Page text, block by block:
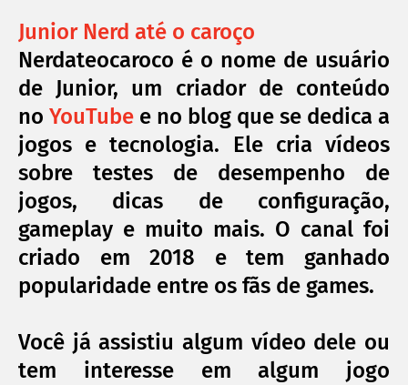
Junior Nerd até o caroço
Nerdateocaroco é o nome de usuário
de Junior, um criador de conteúdo
no YouTube e no blog que se dedica a
jogos e tecnologia. Ele cria vídeos
sobre testes de desempenho de
jogos, dicas de configuração,
gameplay e muito mais. O canal foi
criado em 2018 e tem ganhado
popularidade entre os fãs de games.
Você já assistiu algum vídeo dele ou
tem interesse em algum jogo